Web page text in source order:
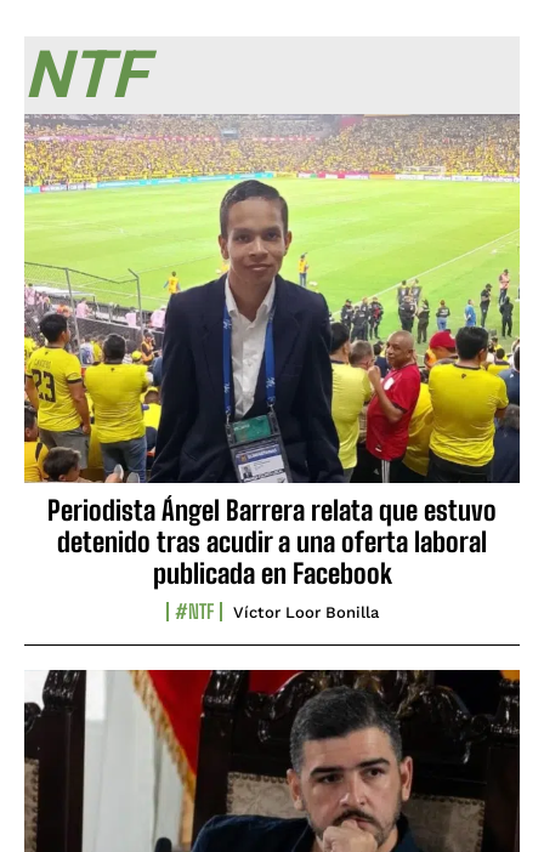
NTF
Periodista Ángel Barrera relata que estuvo
detenido tras acudir a una oferta laboral
publicada en Facebook
#NTF Víctor Loor Bonilla